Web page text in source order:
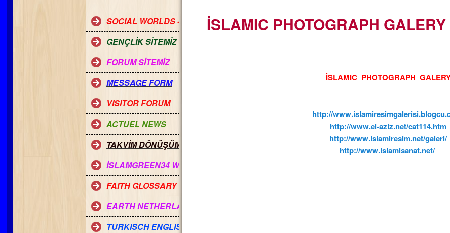
SOCIAL WORLDS - RED STAR
GENÇLİK SİTEMİZ
FORUM SİTEMİZ
MESSAGE FORM
VISITOR FORUM
ACTUEL NEWS
TAKVİM DÖNÜŞÜMLERİ
İSLAMGREEN34 WEB SİTELERİ
FAITH GLOSSARY POWER
EARTH NETHERLAND
TURKISCH ENGLISH DICTIONARY
İSLAMIC PHOTOGRAPH GALERY
İSLAMIC PHOTOGRAPH
http://
http://www.el-aziz.net/cat114.htm
http://www.islamiresim.net/galeri/
http://www.islamisanat.net/